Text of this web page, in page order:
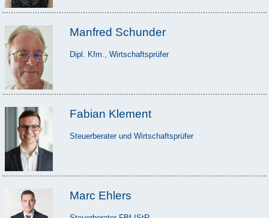
Manfred Schunder
Dipl. Kfm., Wirtschaftsprüfer
Fabian Klement
Steuerberater und Wirtschaftsprüfer
Marc Ehlers